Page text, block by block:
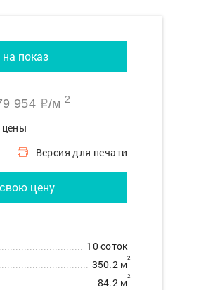
показ
954 q/м2
цены
Версия для печати
цену
10 соток
350.2 м2
84.2 м2